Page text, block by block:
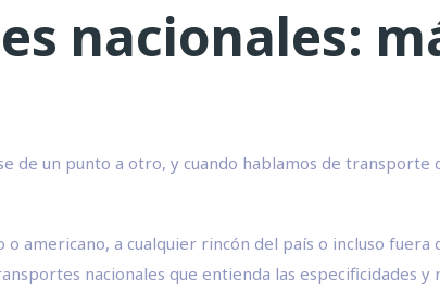
nacionales:
de un punto a otro, y cuando hablamos de transporte
americano, a cualquier rincón del país o incluso fuera
nacionales que entienda las especificidades